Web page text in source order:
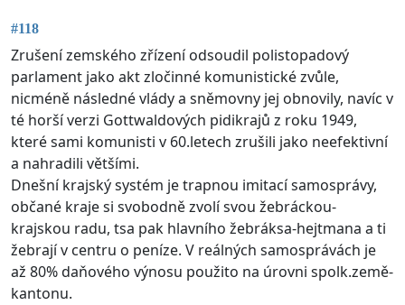
#118
Zrušení zemského zřízení odsoudil polistopadový
parlament jako akt zločinné komunistické zvůle,
nicméně následné vlády a sněmovny jej obnovily, navíc v
té horší verzi Gottwaldových pidikrajů z roku 1949,
které sami komunisti v 60.letech zrušili jako neefektivní
a nahradili většími.
Dnešní krajský systém je trapnou imitací samosprávy,
občané kraje si svobodně zvolí svou žebráckou-
krajskou radu, tsa pak hlavního žebráksa-hejtmana a ti
žebrají v centru o peníze. V reálných samosprávách je
až 80% daňového výnosu použito na úrovni spolk.země-
kantonu.